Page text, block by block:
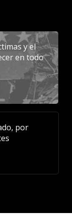
y el
en todo
por